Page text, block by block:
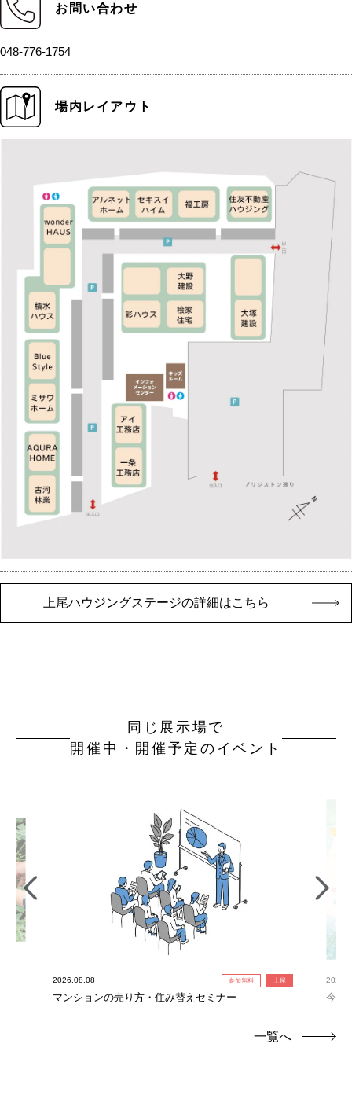
お問い合わせ
048-776-1754
場内レイアウト
上尾ハウジングステージの詳細はこちら
同じ展示場で
開催中・開催予定のイベント
2026.08.08 参加無料 上尾
マンションの売り方・住み替えセミナー
今だ
一覧へ